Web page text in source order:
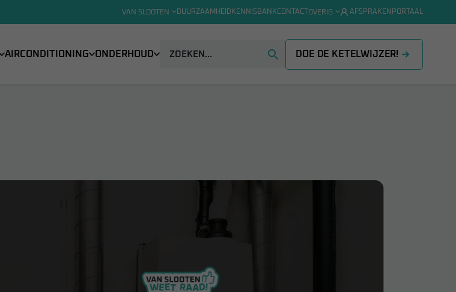
VAN SLOOTEN DUURZAAMHEIDKENNISBANKCONTACT OVERIG AFSPRAKENPORTAAL
AIRCONDITIONING ONDERHOUD DOE DE KETELWIJZER!